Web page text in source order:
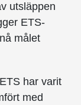
utsläppen
ETS-
målet
har varit
med